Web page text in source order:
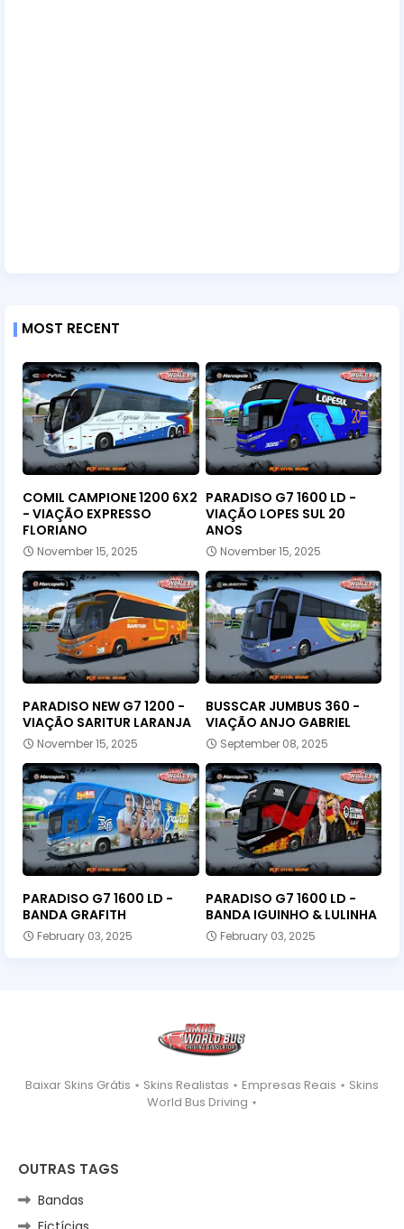
MOST RECENT
COMIL CAMPIONE 1200 6X2
- VIAÇÃO EXPRESSO
FLORIANO
November 15, 2025
PARADISO G7 1600 LD -
VIAÇÃO LOPES SUL 20
ANOS
November 15, 2025
PARADISO NEW G7 1200 -
VIAÇÃO SARITUR LARANJA
November 15, 2025
BUSSCAR JUMBUS 360 -
VIAÇÃO ANJO GABRIEL
September 08, 2025
PARADISO G7 1600 LD -
BANDA GRAFITH
February 03, 2025
PARADISO G7 1600 LD -
BANDA IGUINHO & LULINHA
February 03, 2025
Baixar Skins Grátis ⋆ Skins Realistas ⋆ Empresas Reais ⋆ Skins
World Bus Driving ⋆
OUTRAS TAGS
Bandas